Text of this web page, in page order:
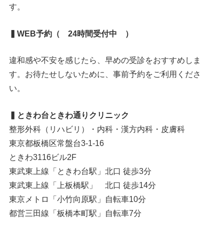
す。
▍WEB予約（ 24時間受付中 ）
違和感や不安を感じたら、早めの受診をおすすめしま
す。お待たせしないために、事前予約をご利用くださ
い。
▍ときわ台ときわ通りクリニック
整形外科（リハビリ）・内科・漢方内科・皮膚科
東京都板橋区常盤台3-1-16
ときわ3116ビル2F
東武東上線「ときわ台駅」北口 徒歩3分
東武東上線「上板橋駅」 北口 徒歩14分
東京メトロ「小竹向原駅」自転車10分
都営三田線「板橋本町駅」自転車7分